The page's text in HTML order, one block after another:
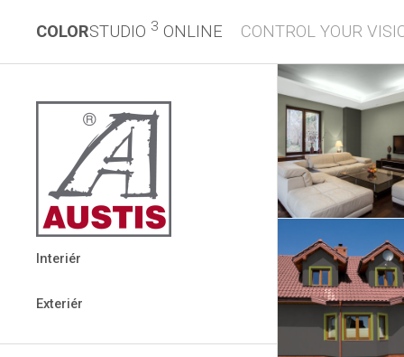
COLORSTUDIO 3 ONLINE CONTROL YOUR
Interiér
Exteriér